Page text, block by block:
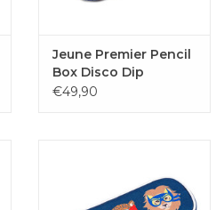
Jeune Premier Pencil
Box Disco Dip
€49,90